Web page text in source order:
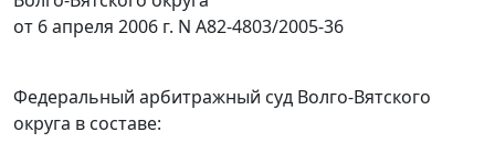
от 6 апреля 2006 г. N А82-4803/2005-36
Федеральный арбитражный суд Волго-Вятского
округа в составе: